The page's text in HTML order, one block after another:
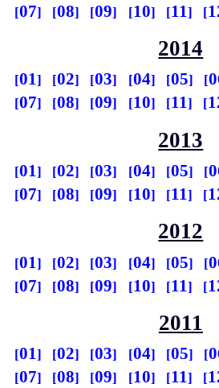
07
08 09 10 11
2014
01 02 03 04 05
07
08 09 10 11
2013
01 02 03 04 05
07
08 09 10 11
2012
01 02 03 04 05
07
08 09 10 11
2011
01 02 03 04 05
07
08 09 10 11